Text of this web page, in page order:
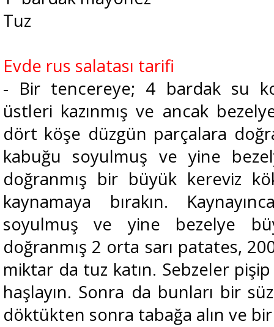
Tuz
Evde rus salatası tarifi
- Bir tencereye; 4 bardak su
üstleri kazınmış ve ancak
dört köşe düzgün parçalara
kabuğu soyulmuş ve yine
doğranmış bir büyük kereviz
kaynamaya bırakın.
soyulmuş ve yine bezelye
doğranmış 2 orta sarı patates,
miktar da tuz katın. Sebzeler
haşlayın. Sonra da bunları bir
döktükten sonra tabağa alın ve bir